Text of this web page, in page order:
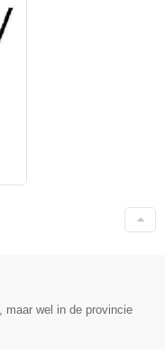
maar wel in de provincie